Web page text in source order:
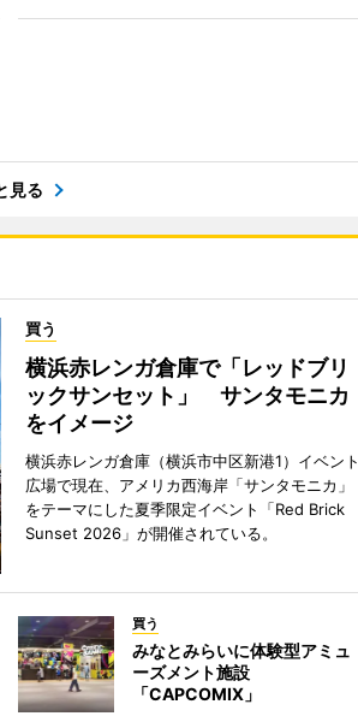
見る
買う
横浜赤レンガ倉庫で「レッドブリ
ックサンセット」 サンタモニカ
をイメージ
横浜赤レンガ倉庫（横浜市中区新港1）イベント
広場で現在、アメリカ西海岸「サンタモニカ」
をテーマにした夏季限定イベント「Red Brick
Sunset 2026」が開催されている。
買う
みなとみらいに体験型アミュ
ーズメント施設
「CAPCOMIX」